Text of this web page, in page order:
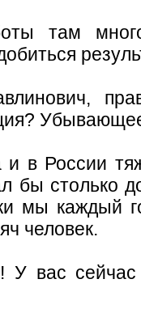
там
и в России
бы столько
мы каждый
человек.
У вас